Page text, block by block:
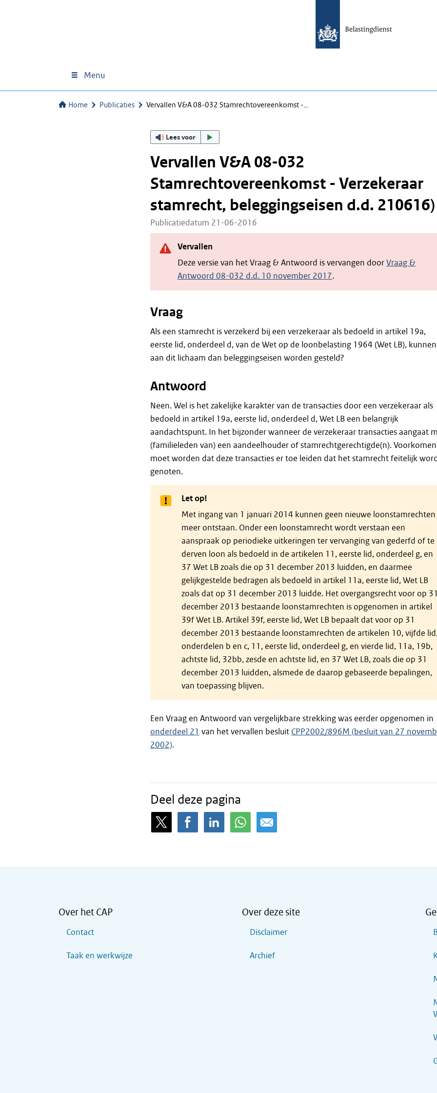
Menu
Home Publicaties Vervallen V&A 08-032 Stamrechtovereenkomst -…
Lees voor
Vervallen V&A 08-032
Stamrechtovereenkomst - Verzekeraar
stamrecht, beleggingseisen d.d. 210616)
Publicatiedatum 21-06-2016
Vervallen
Deze versie van het Vraag & Antwoord is vervangen doorVraag &
Antwoord 08-032 d.d. 10 november 2017.
Vraag
Als een stamrecht is verzekerd bij een verzekeraar als bedoeld in artikel 19a,
eerste lid, onderdeel d, van de Wet op de loonbelasting 1964 (Wet LB), kunnen
aan dit lichaam dan beleggingseisen worden gesteld?
Antwoord
Neen. Wel is het zakelijke karakter van de transacties door een verzekeraar als
bedoeld in artikel 19a, eerste lid, onderdeel d, Wet LB een belangrijk
aandachtspunt. In het bijzonder wanneer de verzekeraar transacties aangaat
(familieleden van) een aandeelhouder of stamrechtgerechtigde(n). Voorkomen
moet worden dat deze transacties er toe leiden dat het stamrecht feitelijk
genoten.
Let op!
Met ingang van 1 januari 2014 kunnen geen nieuwe loonstamrechten
meer ontstaan. Onder een loonstamrecht wordt verstaan een
aanspraak op periodieke uitkeringen ter vervanging van gederfd of te
derven loon als bedoeld in de artikelen 11, eerste lid, onderdeel g, en
37 Wet LB zoals die op 31 december 2013 luidden, en daarmee
gelijkgestelde bedragen als bedoeld in artikel 11a, eerste lid, Wet LB
zoals dat op 31 december 2013 luidde. Het overgangsrecht voor op
december 2013 bestaande loonstamrechten is opgenomen in artikel
39f Wet LB. Artikel 39f, eerste lid, Wet LB bepaalt dat voor op 31
december 2013 bestaande loonstamrechten de artikelen 10, vijfde
onderdelen b en c, 11, eerste lid, onderdeel g, en vierde lid, 11a, 19b,
achtste lid, 32bb, zesde en achtste lid, en 37 Wet LB, zoals die op 31
december 2013 luidden, alsmede de daarop gebaseerde bepalingen,
van toepassing blijven.
Een Vraag en Antwoord van vergelijkbare strekking was eerder opgenomen in
onderdeel 21 van het vervallen besluit CPP2002/896M (besluit van 27
2002).
Deel deze pagina
Over het CAP
Contact
Taak en werkwijze
Over deze site
Disclaimer
Archief